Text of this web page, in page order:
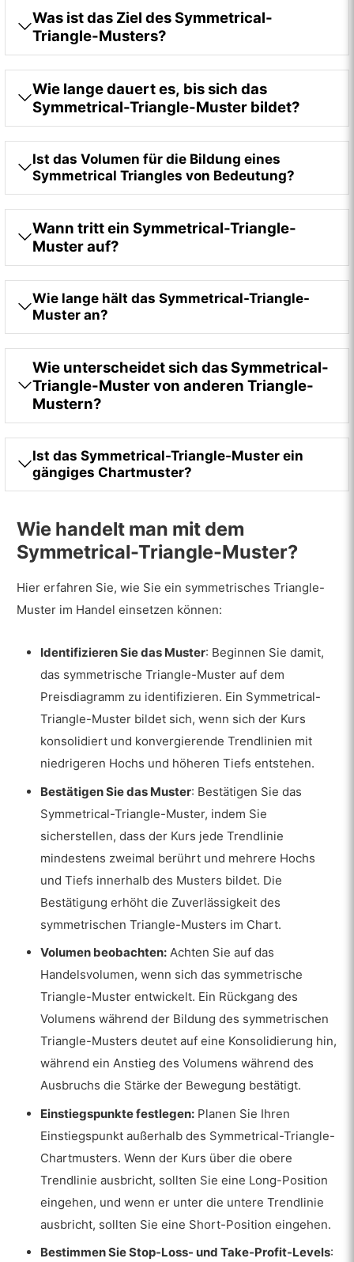
Was ist das Ziel des Symmetrical-
Triangle-Musters?
Wie lange dauert es, bis sich das
Symmetrical-Triangle-Muster bildet?
Ist das Volumen für die Bildung eines
Symmetrical Triangles von Bedeutung?
Wann tritt ein Symmetrical-Triangle-
Muster auf?
Wie lange hält das Symmetrical-Triangle-
Muster an?
Wie unterscheidet sich das Symmetrical-
Triangle-Muster von anderen Triangle-
Mustern?
Ist das Symmetrical-Triangle-Muster ein
gängiges Chartmuster?
Wie handelt man mit dem
Symmetrical-Triangle-Muster?
Hier erfahren Sie, wie Sie ein symmetrisches Triangle-
Muster im Handel einsetzen können:
Identifizieren Sie das Muster: Beginnen Sie damit,
das symmetrische Triangle-Muster auf dem
Preisdiagramm zu identifizieren. Ein Symmetrical-
Triangle-Muster bildet sich, wenn sich der Kurs
konsolidiert und konvergierende Trendlinien mit
niedrigeren Hochs und höheren Tiefs entstehen.
Bestätigen Sie das Muster: Bestätigen Sie das
Symmetrical-Triangle-Muster, indem Sie
sicherstellen, dass der Kurs jede Trendlinie
mindestens zweimal berührt und mehrere Hochs
und Tiefs innerhalb des Musters bildet. Die
Bestätigung erhöht die Zuverlässigkeit des
symmetrischen Triangle-Musters im Chart.
Volumen beobachten: Achten Sie auf das
Handelsvolumen, wenn sich das symmetrische
Triangle-Muster entwickelt. Ein Rückgang des
Volumens während der Bildung des symmetrischen
Triangle-Musters deutet auf eine Konsolidierung hin,
während ein Anstieg des Volumens während des
Ausbruchs die Stärke der Bewegung bestätigt.
Einstiegspunkte festlegen: Planen Sie Ihren
Einstiegspunkt außerhalb des Symmetrical-Triangle-
Chartmusters. Wenn der Kurs über die obere
Trendlinie ausbricht, sollten Sie eine Long-Position
eingehen, und wenn er unter die untere Trendlinie
ausbricht, sollten Sie eine Short-Position eingehen.
Bestimmen Sie Stop-Loss- und Take-Profit-Levels: